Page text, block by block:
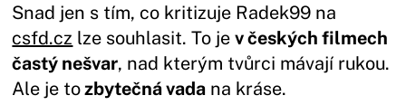
Snad jen s tím, co kritizuje Radek99 na
csfd.cz lze souhlasit. To jev českých filmech
častý nešvar, nad kterým tvůrci mávají rukou.
Ale je tozbytečná vada na kráse.